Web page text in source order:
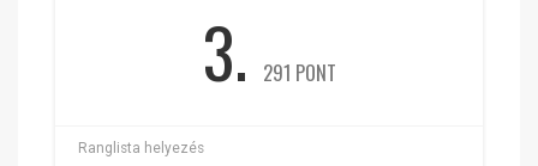
3. 291 PONT
Ranglista helyezés